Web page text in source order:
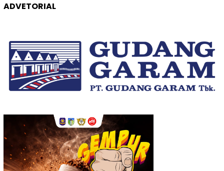
ADVETORIAL